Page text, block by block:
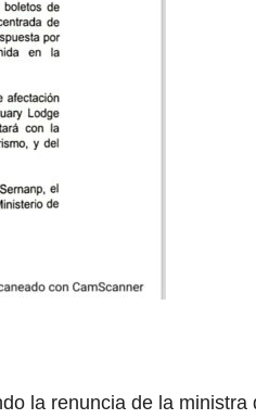
la renuncia de la